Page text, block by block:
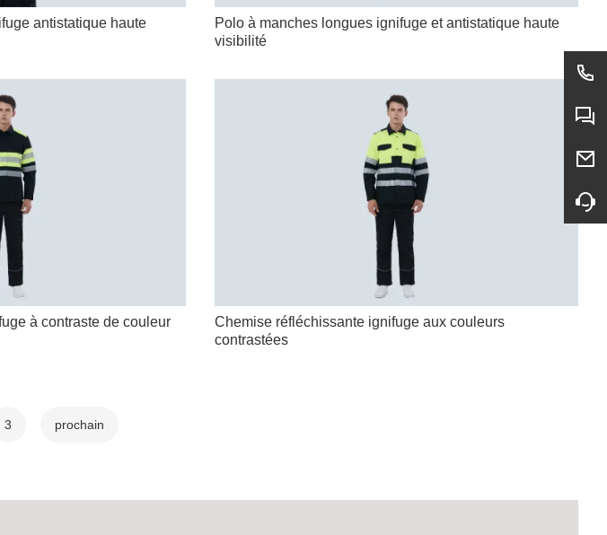
antistatique haute
Polo à manches longues ignifuge et antistatique haute
visibilité
à contraste de couleur
Chemise réfléchissante ignifuge aux couleurs
contrastées
3 prochain